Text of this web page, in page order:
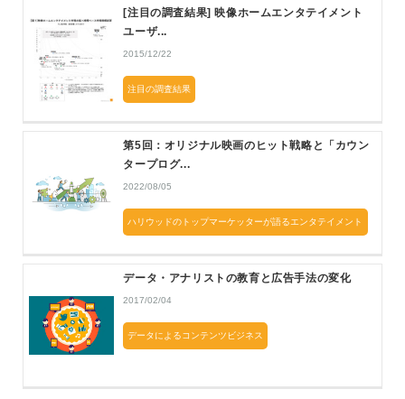
[注目の調査結果] 映像ホームエンタテイメント
ユーザ...
2015/12/22
注目の調査結果
第5回：オリジナル映画のヒット戦略と「カウン
タープログ...
2022/08/05
ハリウッドのトップマーケッターが語るエンタテイメント
データ・アナリストの教育と広告手法の変化
2017/02/04
データによるコンテンツビジネス